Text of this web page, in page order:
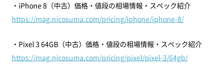
・iPhone 8（中古）価格・値段の相場情報・スペック紹介
https://mag.nicosuma.com/pricing/iphone/iphone-8/
・Pixel 3 64GB（中古）価格・値段の相場情報・スペック紹介
https://mag.nicosuma.com/pricing/pixel/pixel-3/64gb/